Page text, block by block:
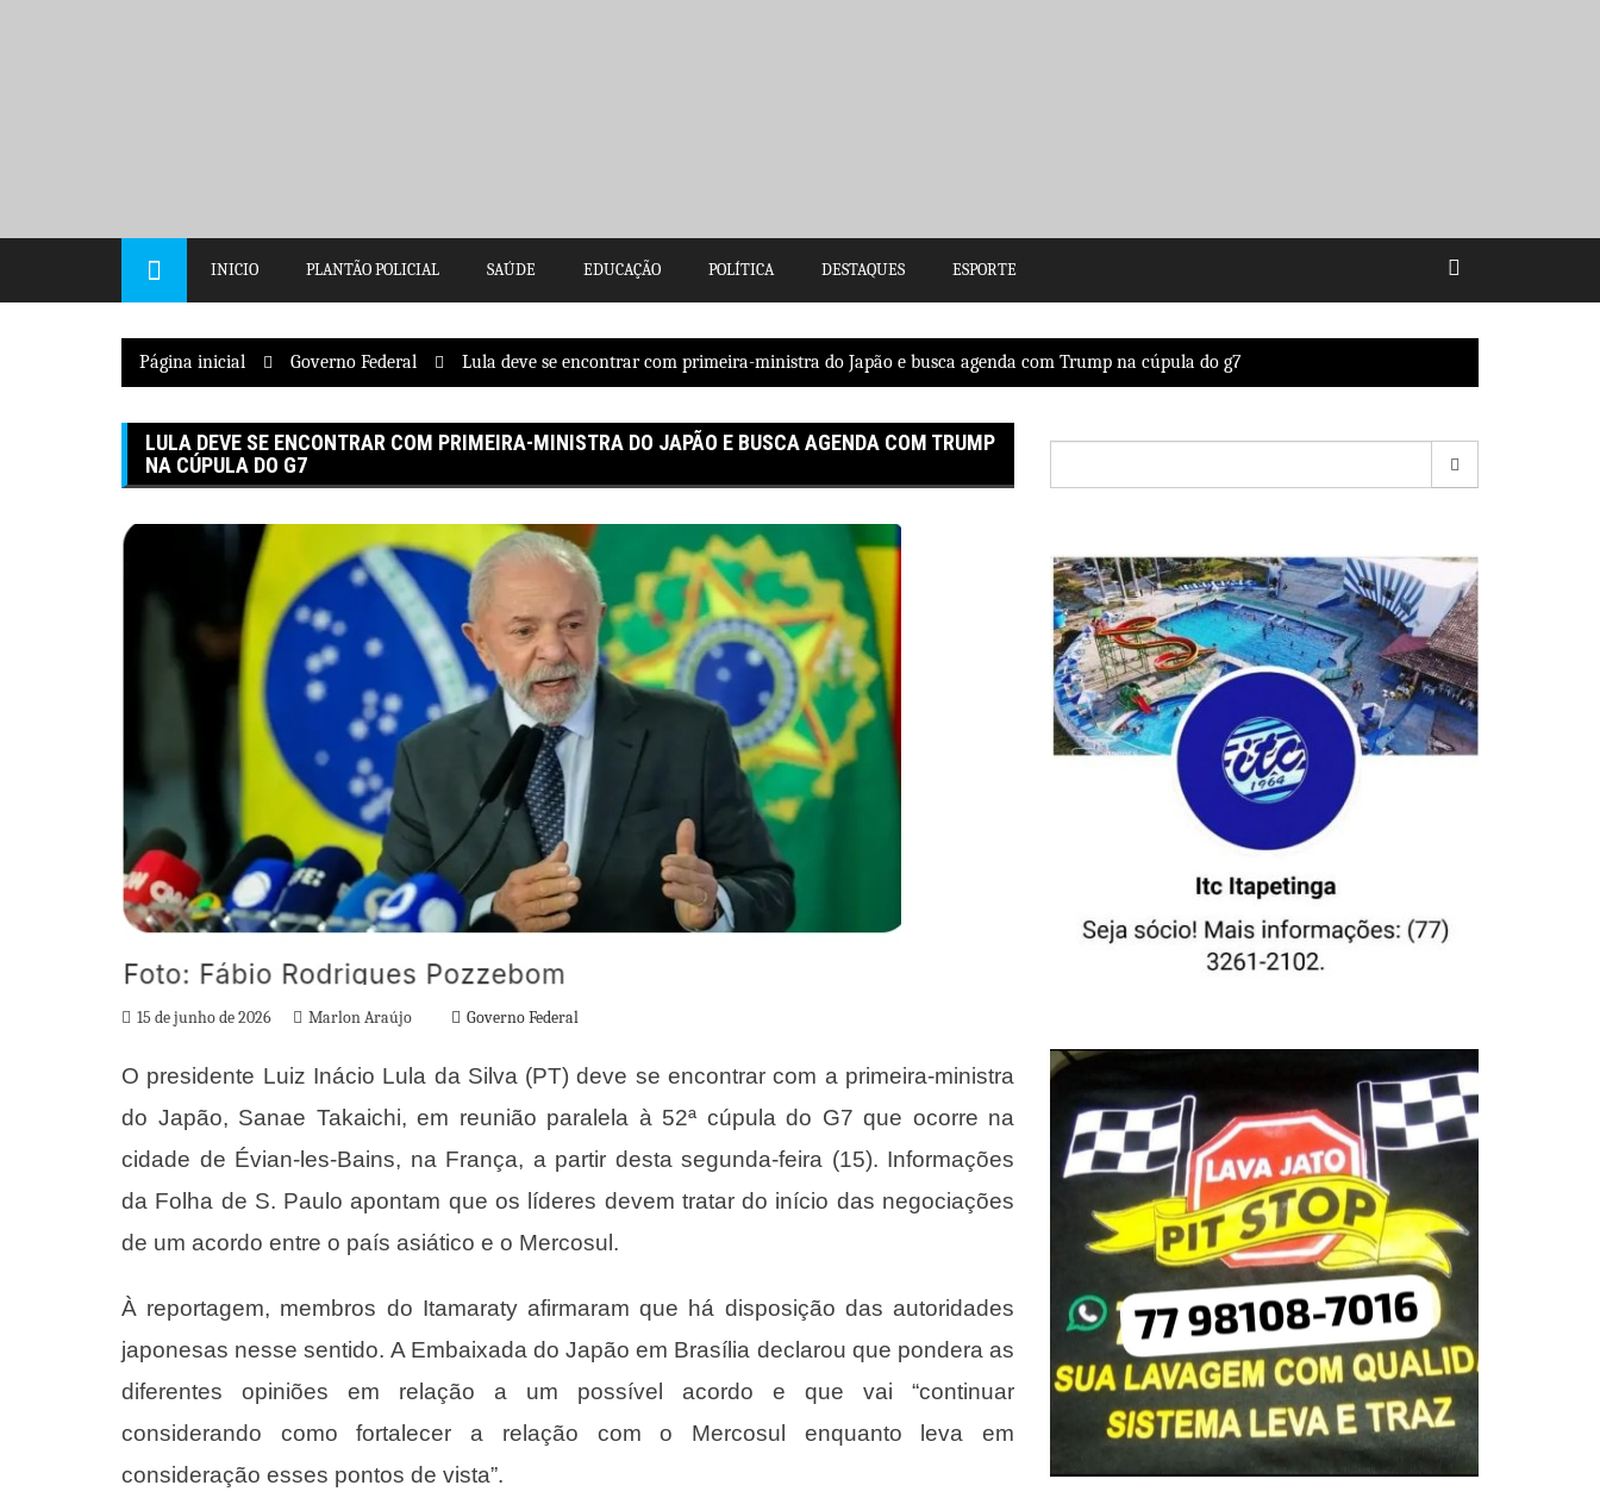
INICIO PLANTÃO POLICIAL SAÚDE EDUCAÇÃO POLÍTICA DESTAQUES ESPORTE
Página inicial Governo Federal Lula deve se encontrar com primeira-ministra do Japão e busca agenda com Trump na cúpula do g7
LULA DEVE SE ENCONTRAR COM PRIMEIRA-MINISTRA DO JAPÃO E BUSCA AGENDA COM TRUMP
NA CÚPULA DO G7
15 de junho de 2026 Marlon Araújo Governo Federal
O presidente Luiz Inácio Lula da Silva (PT) deve se encontrar com a primeira-ministra
do Japão, Sanae Takaichi, em reunião paralela à 52ª cúpula do G7 que ocorre na
cidade de Évian-les-Bains, na França, a partir desta segunda-feira (15). Informações
da Folha de S. Paulo apontam que os líderes devem tratar do início das negociações
de um acordo entre o país asiático e o Mercosul.
À reportagem, membros do Itamaraty afirmaram que há disposição das autoridades
japonesas nesse sentido. A Embaixada do Japão em Brasília declarou que pondera as
diferentes opiniões em relação a um possível acordo e que vai “continuar
considerando como fortalecer a relação com o Mercosul enquanto leva em
consideração esses pontos de vista”.
por: